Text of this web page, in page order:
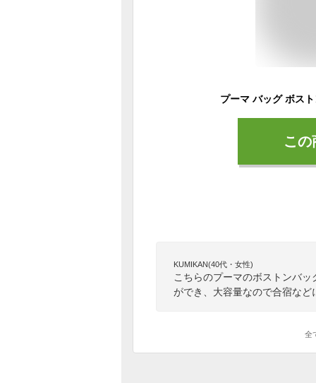
こ
KUMIKAN(40代・女性)
こちらのプーマのボストンバ
ができ、大容量なので合宿な
全